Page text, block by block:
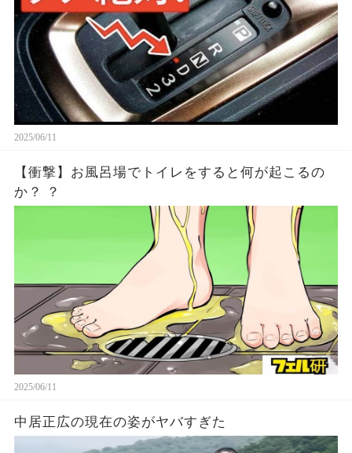
2025/06/11
【衝撃】お風呂場でトイレをすると何が起こるの
か？ ？
2025/06/11
中居正広の現在の姿がヤバすぎた